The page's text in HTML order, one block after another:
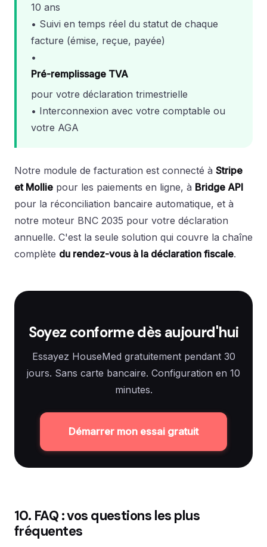
10 ans
• Suivi en temps réel du statut de chaque
facture (émise, reçue, payée)
•
Pré-remplissage TVA
pour votre déclaration trimestrielle
• Interconnexion avec votre comptable ou
votre AGA
Notre module de facturation est connecté à Stripe
et Mollie pour les paiements en ligne, à Bridge API
pour la réconciliation bancaire automatique, et à
notre moteur BNC 2035 pour votre déclaration
annuelle. C'est la seule solution qui couvre la chaîne
complète du rendez-vous à la déclaration fiscale.
Soyez conforme dès aujourd'hui
Essayez HouseMed gratuitement pendant 30
jours. Sans carte bancaire. Configuration en 10
minutes.
Démarrer mon essai gratuit
10. FAQ : vos questions les plus
fréquentes